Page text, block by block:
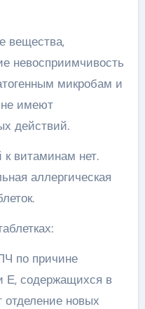
вещества,
невосприимчивость
микробам и
имеют
действий.
витаминам нет.
аллергическая
по причине
Е, содержащихся в
новых